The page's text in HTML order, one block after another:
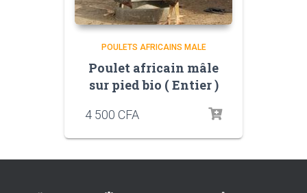
POULETS AFRICAINS MALE
Poulet africain mâle
sur pied bio ( Entier )
4 500 CFA